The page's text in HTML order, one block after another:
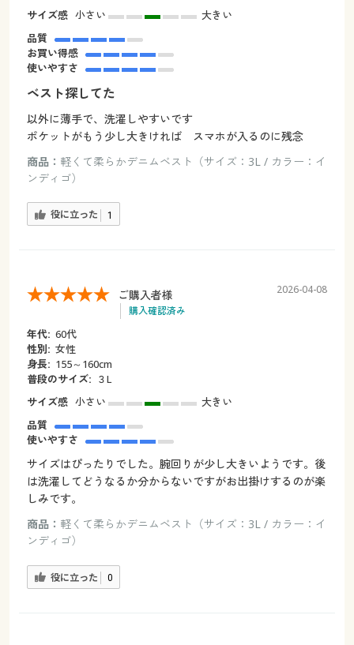
サイズ感 小さい
大きい
品質
お買い得感
使いやすさ
ベスト探してた
以外に薄手で、洗濯しやすいです
ポケットがもう少し大きければ スマホが入るのに残念
商品： 軽くて柔らかデニムベスト（サイズ：3L / カラー：イ
ンディゴ）
役に立った 1
ご購入者様
購入確認済み
2026-04-08
年代: 60代
性別: 女性
身長: 155～160cm
普段のサイズ: ３L
サイズ感 小さい
大きい
品質
使いやすさ
サイズはぴったりでした。腕回りが少し大きいようです。後
は洗濯してどうなるか分からないですがお出掛けするのが楽
しみです。
商品： 軽くて柔らかデニムベスト（サイズ：3L / カラー：イ
ンディゴ）
役に立った 0